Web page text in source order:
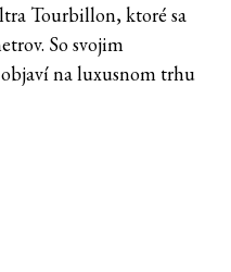
Tourbillon, ktoré sa
So svojim
na luxusnom trhu